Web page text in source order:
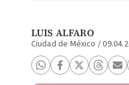
LUIS ALFARO
Ciudad de México /